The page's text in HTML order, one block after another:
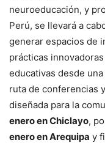
neuroeducación, y
Perú, se llevará a
generar espacios de
prácticas
educativas desde
ruta de conferencias
diseñada para la
enero en Chiclayo,
enero en Arequipa y